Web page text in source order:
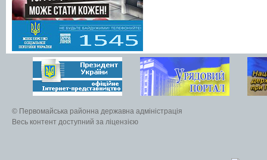
© Первомайська районна державна адміністрація
Весь контент доступний за ліцензією